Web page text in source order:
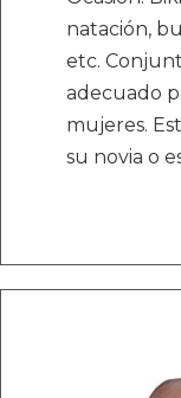
natación,
etc.
adecuado
mujeres.
su novia o